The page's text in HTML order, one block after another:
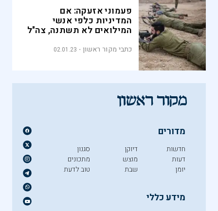
פעמוני אזעקה: אם
המדיניות כלפי אנשי
המילואים לא תשתנה, צה"ל
כתבי מקור ראשון 02.01.23
מדורים
חדשות
דעות
יומן
דיוקן
מוצש
שבת
סגנון
מתכונים
טוב לדעת
מידע כללי